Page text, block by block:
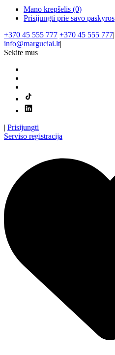
Mano krepšelis (0)
Prisijungti prie savo paskyros
+370 45 555 777 +370 45 555 777|
info@marguciai.lt|
Sekite mus
| Prisijungti
Serviso registracija